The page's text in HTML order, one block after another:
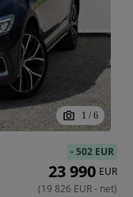
1 / 6
-502 EUR
23 990 EUR
(19 826 EUR- net)